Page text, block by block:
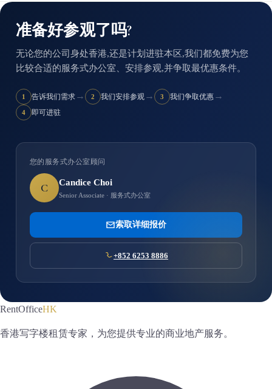
准备好参观了吗?
无论您的公司身处香港,还是计划进驻本区,我们都免费为您
比较合适的服务式办公室、安排参观,并争取最优惠条件。
1 告诉我们需求 → 2 我们安排参观 → 3 我们争取优惠 →
4 即可进驻
您的服务式办公室顾问
C Candice Choi
Senior Associate · 服务式办公室
索取详细报价
+852 6253 8886
RentOfficeHK
香港写字楼租赁专家，为您提供专业的商业地产服务。